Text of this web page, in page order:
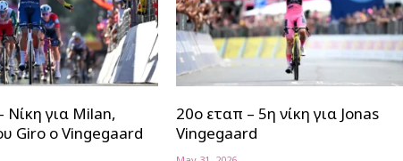
Νίκη για Milan,
Giro o Vingegaard
20ο εταπ – 5η νίκη για Jonas
Vingegaard